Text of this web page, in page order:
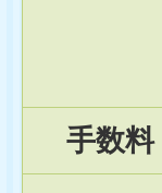
手数料